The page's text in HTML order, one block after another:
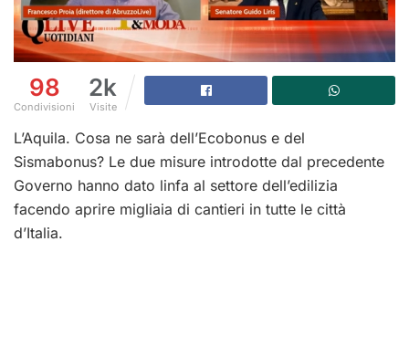
98
Condivisioni
2k
Visite
L’Aquila. Cosa ne sarà dell’Ecobonus e del
Sismabonus? Le due misure introdotte dal precedente
Governo hanno dato linfa al settore dell’edilizia
facendo aprire migliaia di cantieri in tutte le città
d’Italia.